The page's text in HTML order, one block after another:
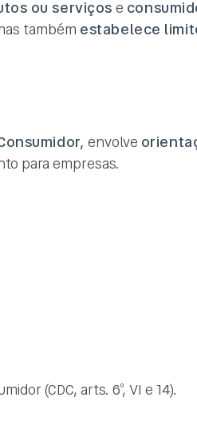
ou serviçose
também estabelece
envolve
para empresas.
(CDC, arts. 6º, VI e 14).